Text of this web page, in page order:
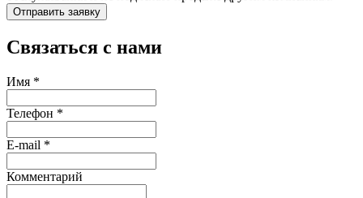
Связаться с нами
Имя *
Телефон *
E-mail *
Комментарий